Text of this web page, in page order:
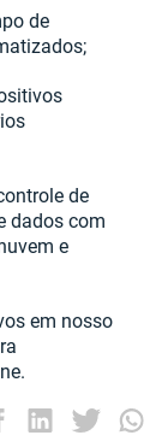
de
de
dados com
e
em nosso